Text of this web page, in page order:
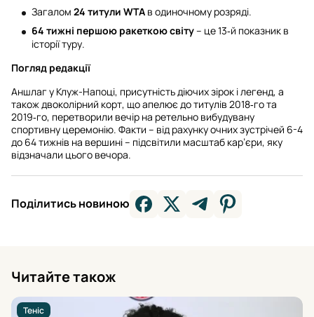
Загалом 24 титули WTA в одиночному розряді.
64 тижні першою ракеткою світу– це 13‑й показник в
історії туру.
Погляд редакції
Аншлаг у Клуж-Напоці, присутність діючих зірок і легенд, а
також двоколірний корт, що апелює до титулів 2018‑го та
2019‑го, перетворили вечір на ретельно вибудувану
спортивну церемонію. Факти – від рахунку очних зустрічей 6-4
до 64 тижнів на вершині – підсвітили масштаб кар’єри, яку
відзначали цього вечора.
Поділитись новиною
Читайте також
Теніс